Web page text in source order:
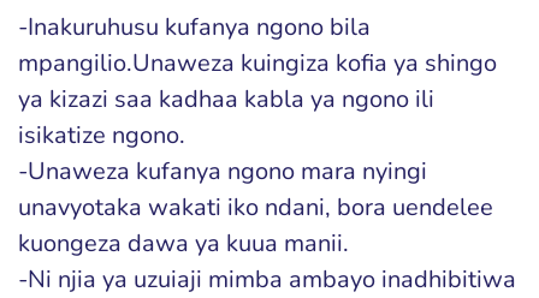
-Inakuruhusu kufanya ngono bila
mpangilio.Unaweza kuingiza kofia ya shingo
ya kizazi saa kadhaa kabla ya ngono ili
isikatize ngono.
-Unaweza kufanya ngono mara nyingi
unavyotaka wakati iko ndani, bora uendelee
kuongeza dawa ya kuua manii.
-Ni njia ya uzuiaji mimba ambayo inadhibitiwa